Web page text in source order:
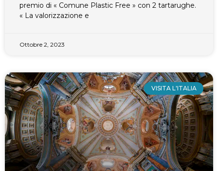
premio di « Comune Plastic Free » con 2 tartarughe.
« La valorizzazione e
Ottobre 2, 2023
VISITA L'ITALIA